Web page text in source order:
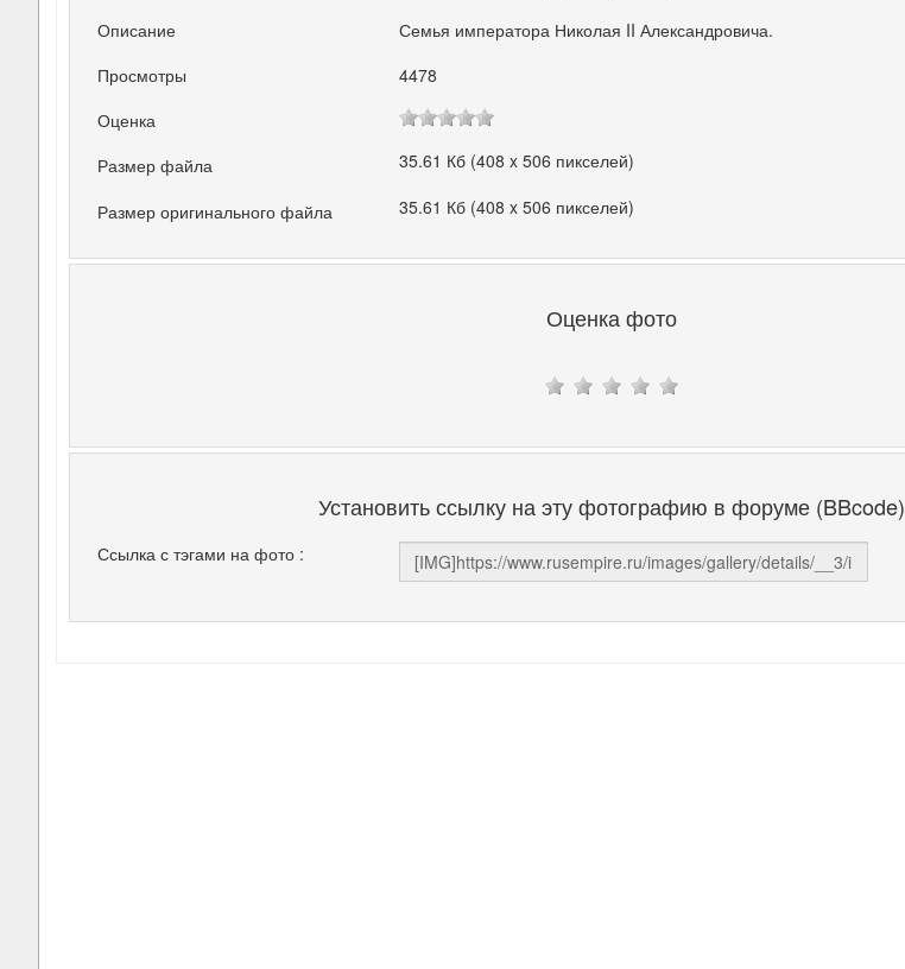
Описание
Семья императора Николая II Александровича.
Просмотры
4478
Оценка
Размер файла
35.61 Кб (408 x 506 пикселей)
Размер оригинального файла 35.61 Кб (408 x 506 пикселей)
Оценка фото
Установить ссылку на эту фотографию в форуме (BBcode)
Ссылка с тэгами на фото :